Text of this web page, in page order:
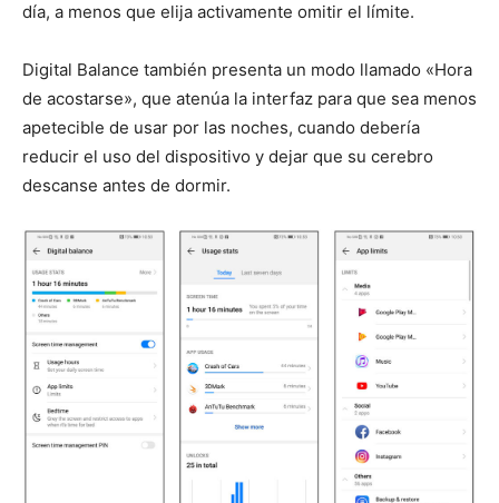
día, a menos que elija activamente omitir el límite.
Digital Balance también presenta un modo llamado «Hora
de acostarse», que atenúa la interfaz para que sea menos
apetecible de usar por las noches, cuando debería
reducir el uso del dispositivo y dejar que su cerebro
descanse antes de dormir.